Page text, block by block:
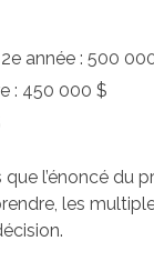
année : 500
: 450 000 $
l’énoncé du
les